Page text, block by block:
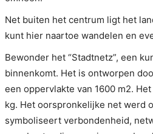
Net buiten het centrum ligt het
kunt hier naartoe wandelen en
Bewonder het “Stadtnetz”, een
binnenkomt. Het is ontworpen
een oppervlakte van 1600 m2.
kg. Het oorspronkelijke net werd
symboliseert verbondenheid,